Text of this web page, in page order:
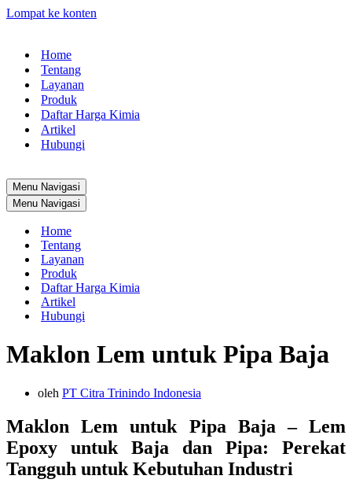
Lompat ke konten
Home
Tentang
Layanan
Produk
Daftar Harga Kimia
Artikel
Hubungi
Menu Navigasi
Menu Navigasi
Home
Tentang
Layanan
Produk
Daftar Harga Kimia
Artikel
Hubungi
Maklon Lem untuk Pipa Baja
oleh PT Citra Trinindo Indonesia
Maklon Lem untuk Pipa Baja – Lem
Epoxy untuk Baja dan Pipa: Perekat
Tangguh untuk Kebutuhan Industri